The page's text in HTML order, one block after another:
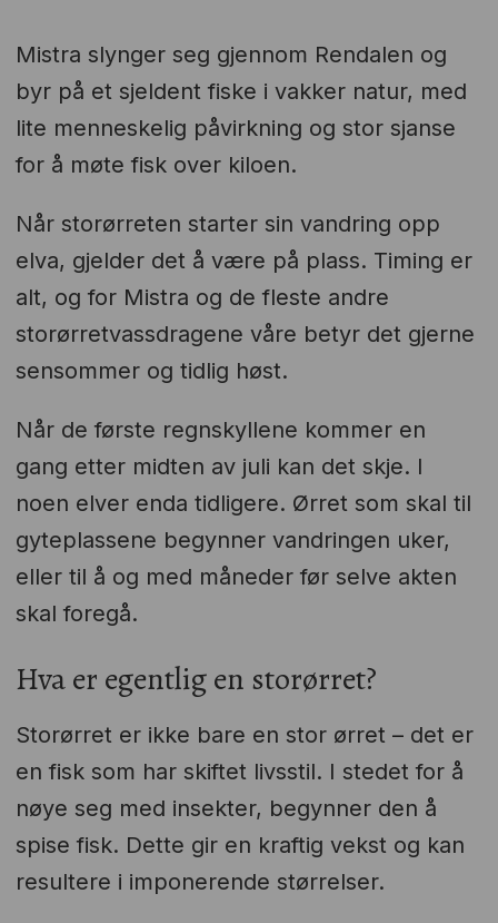
Mistra slynger seg gjennom Rendalen og
byr på et sjeldent fiske i vakker natur, med
lite menneskelig påvirkning og stor sjanse
for å møte fisk over kiloen.
Når storørreten starter sin vandring opp
elva, gjelder det å være på plass. Timing er
alt, og for Mistra og de fleste andre
storørretvassdragene våre betyr det gjerne
sensommer og tidlig høst.
Når de første regnskyllene kommer en
gang etter midten av juli kan det skje. I
noen elver enda tidligere. Ørret som skal til
gyteplassene begynner vandringen uker,
eller til å og med måneder før selve akten
skal foregå.
Hva er egentlig en storørret?
Storørret er ikke bare en stor ørret – det er
en fisk som har skiftet livsstil. I stedet for å
nøye seg med insekter, begynner den å
spise fisk. Dette gir en kraftig vekst og kan
resultere i imponerende størrelser.